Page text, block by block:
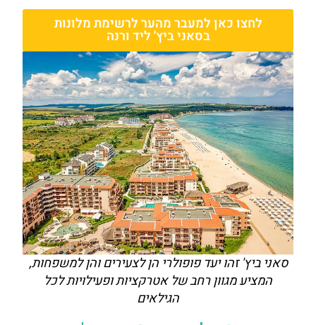
לחצו כאן למעבר מהער לרשימת מלונות
בסאני ביץ' ליד ורנה
סאני ביץ' זהו יעד פופולרי הן לצעירים והן למשפחות,
המציע מגוון רחב של אטרקציות ופעילויות לכל
הגילאים